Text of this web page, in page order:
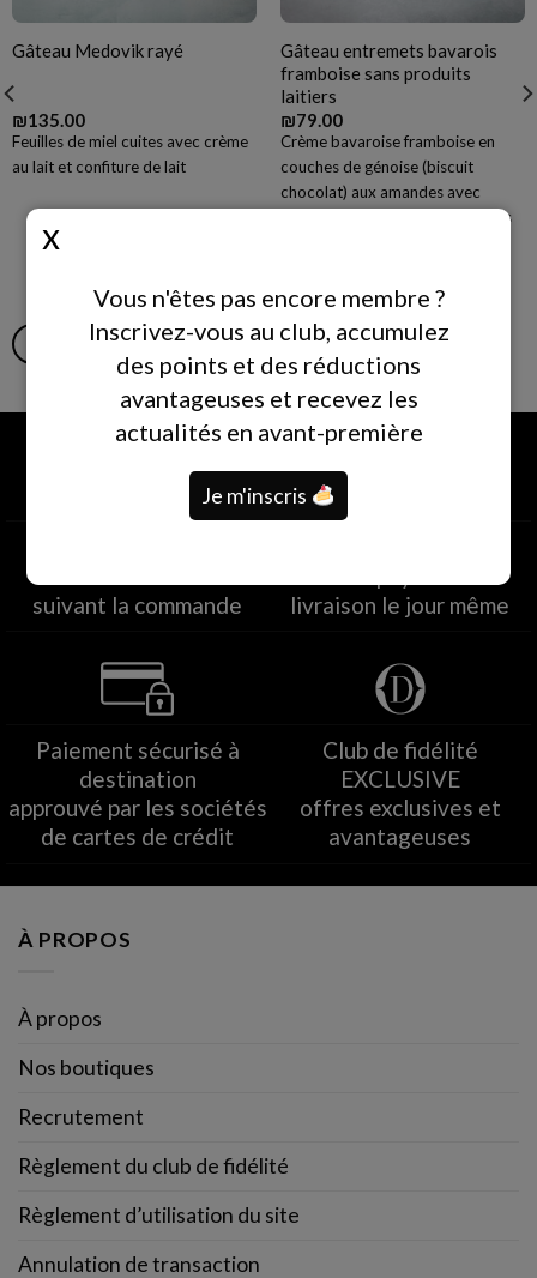
Gâteau Medovik rayé
₪135.00
Feuilles de miel cuites avec crème
au lait et confiture de lait
AJOUTER AU PANIER
Gâteau entremets bavarois
framboise sans produits
laitiers
₪79.00
Crème bavaroise framboise en
couches de génoise (biscuit
chocolat) aux amandes avec
crème riche sans produits laitiers
AJOUTER AU PANIER
dans les deux heures
suivant la commande
livraison le jour même
Paiement sécurisé à
destination
approuvé par les sociétés
de cartes de crédit
Club de fidélité
EXCLUSIVE
offres exclusives et
avantageuses
À PROPOS
À propos
Nos boutiques
Recrutement
Règlement du club de fidélité
Règlement d’utilisation du site
Annulation de transaction
Vous n'êtes pas encore membre ?
Inscrivez-vous au club, accumulez
des points et des réductions
avantageuses et recevez les
actualités en avant-première
Je m'inscris